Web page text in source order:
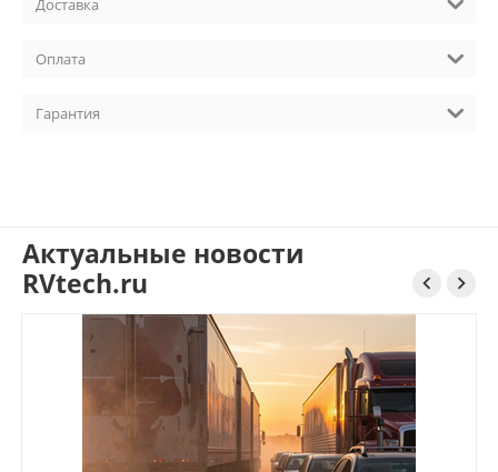
Доставка
Оплата
Гарантия
Актуальные новости
RVtech.ru
 